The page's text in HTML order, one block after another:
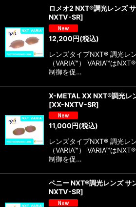
ロメオ2 NXT®調光レンズ
NXTV-SR]
12,200円(税込)
レンズタイプNXT® 調光レ
（VARIA™） VARIA™は
制御を促…
X-METAL XX NXT®調光レ
[XX-NXTV-SR]
11,000円(税込)
レンズタイプNXT® 調光レ
（VARIA™） VARIA™は
制御を促…
ペニー NXT®調光レンズ サ
NXTV-SR]